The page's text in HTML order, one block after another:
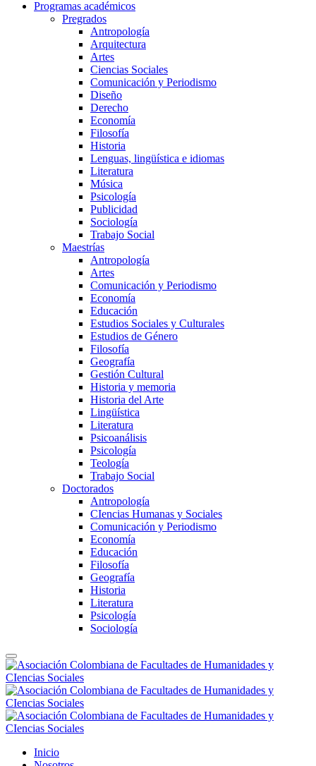
Programas académicos
Pregrados
Antropología
Arquitectura
Artes
Ciencias Sociales
Comunicación y Periodismo
Diseño
Derecho
Economía
Filosofía
Historia
Lenguas, lingüística e idiomas
Literatura
Música
Psicología
Publicidad
Sociología
Trabajo Social
Maestrías
Antropología
Artes
Comunicación y Periodismo
Economía
Educación
Estudios Sociales y Culturales
Estudios de Género
Filosofía
Geografía
Gestión Cultural
Historia y memoria
Historia del Arte
Lingüística
Literatura
Psicoanálisis
Psicología
Teología
Trabajo Social
Doctorados
Antropología
CIencias Humanas y Sociales
Comunicación y Periodismo
Economía
Educación
Filosofía
Geografía
Historia
Literatura
Psicología
Sociología
Inicio